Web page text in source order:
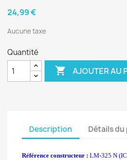
24,99 €
Aucune taxe
Quantité
 AJOUTER AU
Description Détails
Référence constructeur : LM-325 N